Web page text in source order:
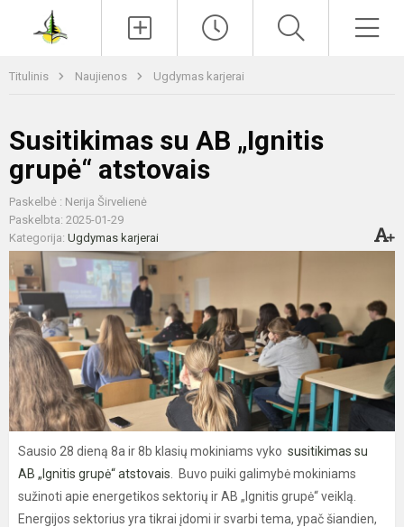
Titulinis Naujienos Ugdymas karjerai
Susitikimas su AB „Ignitis
grupė“ atstovais
Paskelbė : Nerija Širvelienė
Paskelbta: 2025-01-29
Kategorija: Ugdymas karjerai
Sausio 28 dieną 8a ir 8b klasių mokiniams vyko susitikimas su
AB „Ignitis grupė“ atstovais . Buvo puiki galimybė mokiniams
sužinoti apie energetikos sektorių ir AB „Ignitis grupė“ veiklą.
Energijos sektorius yra tikrai įdomi ir svarbi tema, ypač šiandien,